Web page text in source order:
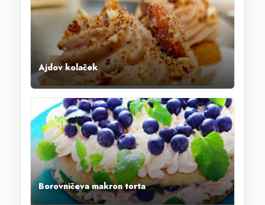
Ajdov kolaček
Borovničeva makron torta